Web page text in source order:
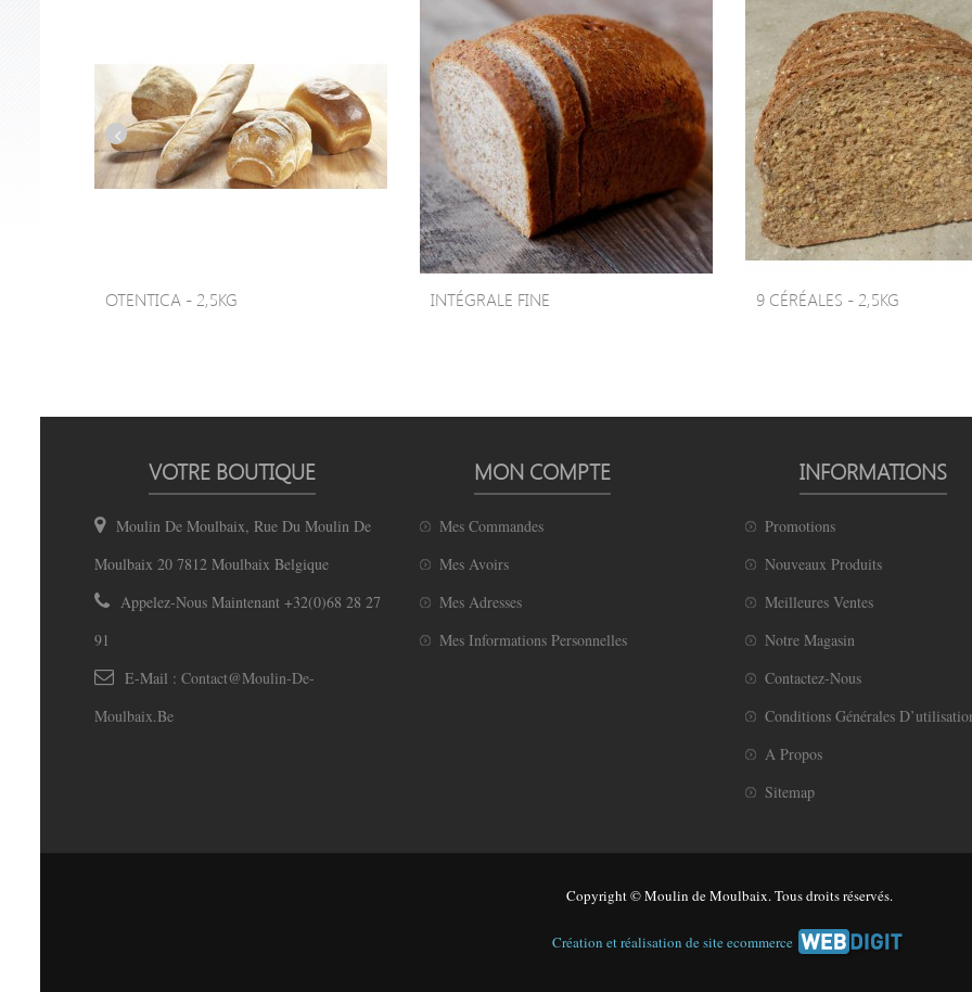
OTENTICA - 2,5KG INTÉGRALE FINE 9 CÉRÉALES - 2,5KG
VOTRE BOUTIQUE
Moulin De Moulbaix, Rue Du Moulin De
Moulbaix 20 7812 Moulbaix Belgique
Appelez-Nous Maintenant +32(0)68 28 27
91
E-Mail : Contact@moulin-De-
Moulbaix.be
MON COMPTE
Mes Commandes
Mes Avoirs
Mes Adresses
Mes Informations Personnelles
INFORMATIONS
Promotions
Nouveaux Produits
Meilleures Ventes
Notre Magasin
Contactez-Nous
Conditions Générales
A Propos
Sitemap
Copyright © Moulin de Moulbaix. Tous droits réservés.
Création et réalisation de site ecommerce